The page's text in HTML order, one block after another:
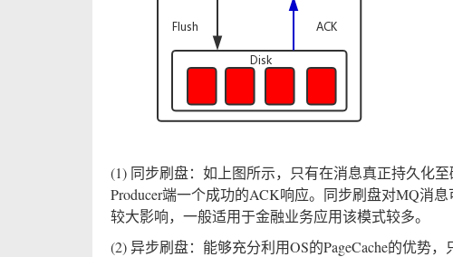
(1) 同步刷盘：如上图所示，只有在消息真正持久化
Producer端一个成功的ACK响应。同步刷盘对MQ消
较大影响，一般适用于金融业务应用该模式较多。
(2) 异步刷盘：能够充分利用OS的PageCache的优势